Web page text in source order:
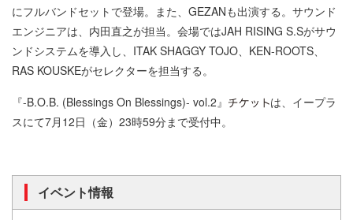
にフルバンドセットで登場。また、GEZANも出演する。サウンド
エンジニアは、内田直之が担当。会場ではJAH RISING S.Sがサウ
ンドシステムを導入し、ITAK SHAGGY TOJO、KEN-ROOTS、
RAS KOUSKEがセレクターを担当する。
『-B.O.B. (Blessings On Blessings)- vol.2』
は、イープラ
スにて7月12日（金）23時59分まで受付中。
イベント情報